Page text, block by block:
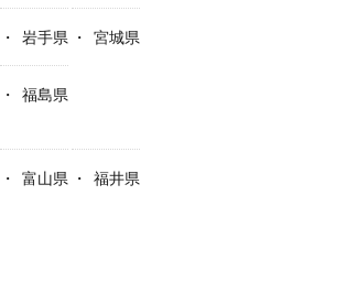
岩手県 宮城県
福島県
富山県 福井県